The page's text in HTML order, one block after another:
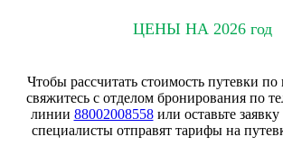
ЦЕНЫ НА 2026 год
Чтобы рассчитать стоимость путевки
свяжитесь с отделом бронирования по
линии 88002008558или оставьте
специалисты отправят тарифы на